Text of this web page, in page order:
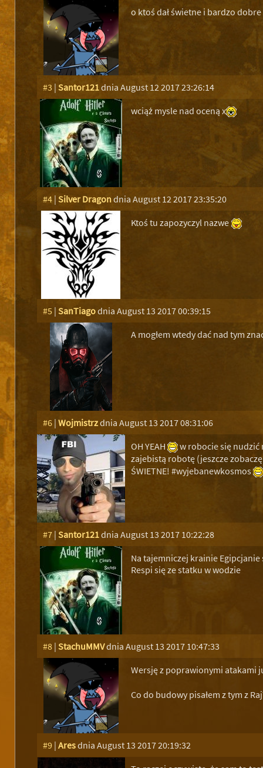
o ktoś dał świetne i bardzo dobre
#3 | Santor121dnia August 12 2017 23:26:14
wciąż mysle nad oceną x
#4| Silver Dragondnia August 12 2017 23:35:20
Ktoś tu zapozyczyl nazwe
#5| SanTiagodnia August 13 2017 00:39:15
A mogłem wtedy dać nad tym
#6| Wojmistrzdnia August 13 2017 08:31:06
OH YEAH
w robocie się nudzić
zajebistą robotę (jeszcze
ŚWIETNE! #wyjebanewkosmos
#7| Santor121dnia August 13 2017 10:22:28
Na tajemniczej krainie
Respi się ze statku w wodzie
#8| StachuMMVdnia August 13 2017 10:47:33
Wersję z poprawionymi atakami
Co do budowy pisałem z tym z
#9| Aresdnia August 13 2017 20:19:32